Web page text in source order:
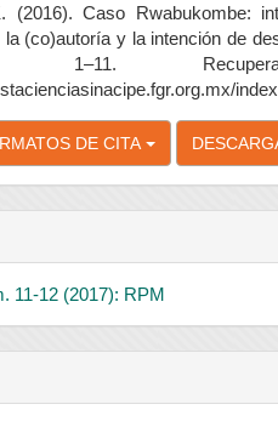
(2016). Caso Rwabukombe:
la (co)autoría y la intención de
1–11.
DE CITA
11-12 (2017): RPM